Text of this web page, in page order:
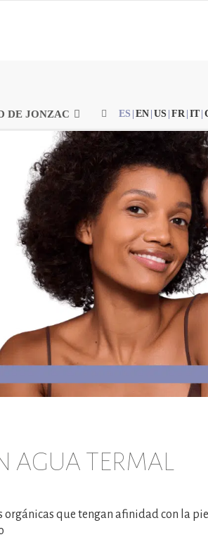
DE JONZAC ES EN US FR IT
AGUA TERMAL
orgánicas que tengan afinidad con la